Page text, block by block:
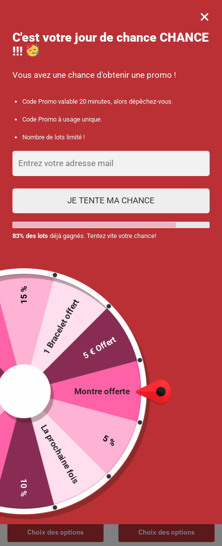
0
-10 % sur votre commande dès 45 € d’achat avec le code promo :
SANTÉ
porte-badges
Embout porte-badge pour
tour de cou
4.90
Ajouter au panier
« Cœur à Paillettes »
4.90 €
Ajouter au panier
Porte-badge rétractable
4.99€
Choix des options Choix des options
×
C'est votre jour de chance CHANCE
!!!
Vous avez une chance d'obtenir une promo !
Code Promo valable 20 minutes, alors dépêchez-vous.
Code Promo à usage unique.
Nombre de lots limité !
JE TENTE MA CHANCE
83% des lots déjà gagnés. Tentez vite votre chance!
Montre offerte
5 %
La prochaine fois
10 %
15 %
1 Bracelet offert5 € Offert